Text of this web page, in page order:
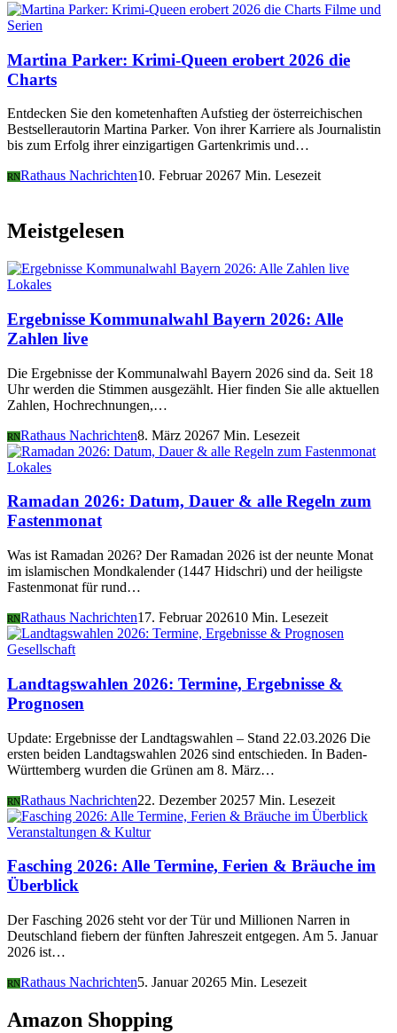
Filme und
Serien
Martina Parker: Krimi-Queen erobert 2026 die
Charts
Entdecken Sie den kometenhaften Aufstieg der österreichischen
Bestsellerautorin Martina Parker. Von ihrer Karriere als Journalistin
bis zum Erfolg ihrer einzigartigen Gartenkrimis und…
RNRathaus Nachrichten10. Februar 20267 Min. Lesezeit
Meistgelesen
Lokales
Ergebnisse Kommunalwahl Bayern 2026: Alle
Zahlen live
Die Ergebnisse der Kommunalwahl Bayern 2026 sind da. Seit 18
Uhr werden die Stimmen ausgezählt. Hier finden Sie alle aktuellen
Zahlen, Hochrechnungen,…
RNRathaus Nachrichten8. März 20267 Min. Lesezeit
Lokales
Ramadan 2026: Datum, Dauer & alle Regeln zum
Fastenmonat
Was ist Ramadan 2026? Der Ramadan 2026 ist der neunte Monat
im islamischen Mondkalender (1447 Hidschri) und der heiligste
Fastenmonat für rund…
RNRathaus Nachrichten17. Februar 202610 Min. Lesezeit
Gesellschaft
Landtagswahlen 2026: Termine, Ergebnisse &
Prognosen
Update: Ergebnisse der Landtagswahlen – Stand 22.03.2026 Die
ersten beiden Landtagswahlen 2026 sind entschieden. In Baden-
Württemberg wurden die Grünen am 8. März…
RNRathaus Nachrichten22. Dezember 20257 Min. Lesezeit
Veranstaltungen & Kultur
Fasching 2026: Alle Termine, Ferien & Bräuche im
Überblick
Der Fasching 2026 steht vor der Tür und Millionen Narren in
Deutschland fiebern der fünften Jahreszeit entgegen. Am 5. Januar
2026 ist…
RNRathaus Nachrichten5. Januar 20265 Min. Lesezeit
Amazon Shopping